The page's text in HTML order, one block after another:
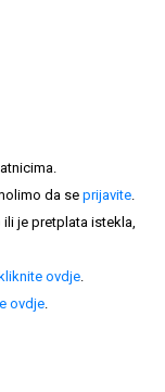
da se prijavite.
je pretplata istekla,
kliknite ovdje.
ovdje.